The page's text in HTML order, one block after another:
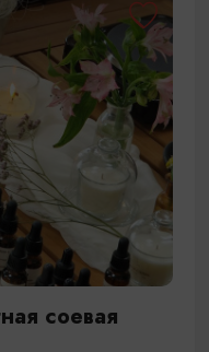
соевая